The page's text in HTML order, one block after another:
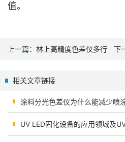
值。
上一篇： 林上高精度色差仪多行 下
相关文章链接
涂料分光色差仪为什么能减少喷
配方
UV LED固化设备的应用领域及